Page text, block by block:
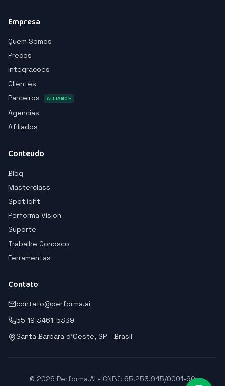
Empresa
Quem Somos
Precos
Integracoes
Clientes
Parceiros
ALLIANCE
Agencias
Afiliados
Conteudo
Blog
Masterclass
Spotlight
Performa Vision
Suporte
Trabalhe Conosco
Ferramentas
Contato
contato@performa.ai
55 19 3461-5339
Santa Barbara d'Oeste, SP - Brasil
© 2026 Performa.AI - CNPJ: 65.253.945/0001-60